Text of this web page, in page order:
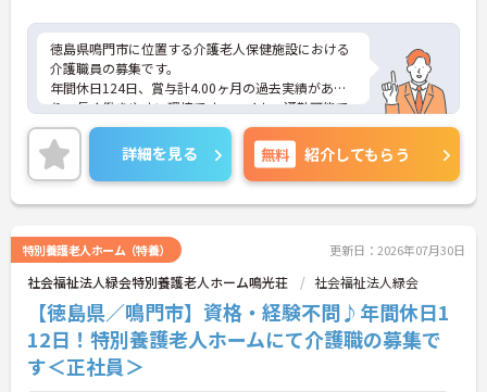
徳島県鳴門市に位置する介護老人保健施設における
介護職員の募集です。
年間休日124日、賞与計4.00ヶ月の過去実績があ
り、長く働きやすい環境です。マイカー通勤可能で
駐車場も完備されています。退職金制度もあり、安
定した就業を目指せます。
ご興味のある方には、面接対策ポイントなどさらに
詳細をお話いたしますので、お気軽にご相談くださ
い。
■ 働きやすい休日数が魅力
年間休日が充実している職場です
・年間休日124日
・夏期休暇2日
・年末年始休暇3日
→ プライベートとの両立を目指しやすい環境です♪
詳細を見る 無料 紹介してもらう
特別養護老人ホーム（特養） 更新日：2026年07月30日
社会福祉法人緑会特別養護老人ホーム鳴光荘 社会福祉法人緑会
【徳島県／鳴門市】資格・経験不問♪年間休日1
12日！特別養護老人ホームにて介護職の募集で
す＜正社員＞